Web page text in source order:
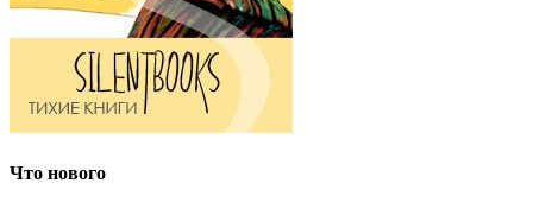
Что нового